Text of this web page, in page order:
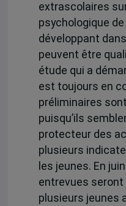
extrascolaires
psychologique
développant
peuvent être
étude qui a
est toujours en
préliminaires
puisqu’ils
protecteur des
plusieurs
les jeunes. En
entrevues seront
plusieurs jeunes